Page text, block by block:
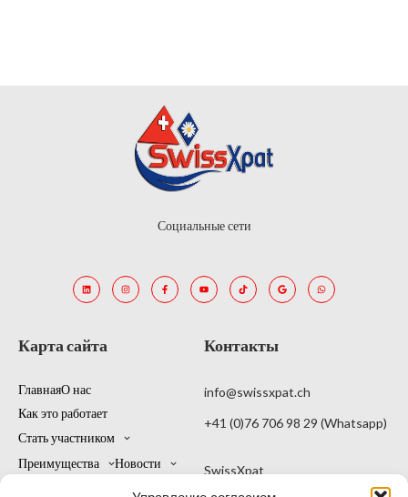
Социальные сети
Карта сайта
ГлавнаяО нас
Как это работает
Стать участником
Преимущества
Новости
Контакты
info@swissxpat.ch
+41 (0)76 706 98 29 (Whatsapp)
SwissXpat